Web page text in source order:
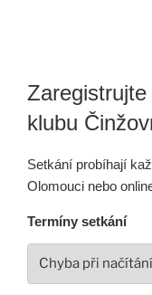
klubu
Setkání probíhají
Olomouci nebo
Termíny setkání